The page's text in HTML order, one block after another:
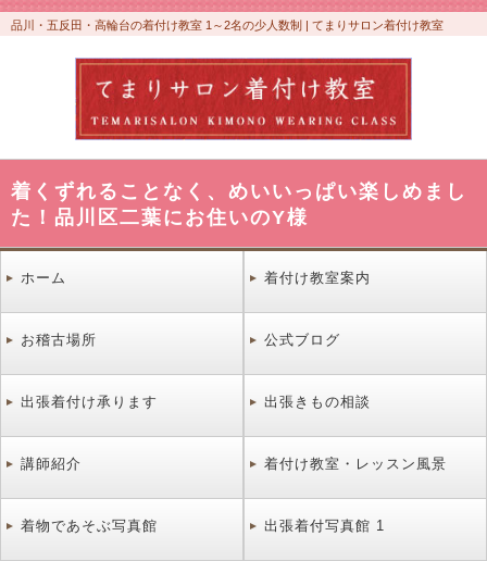
品川・五反田・高輪台の着付け教室 1～2名の少人数制 | てまりサロン着付け教室
着くずれることなく、めいいっぱい楽しめまし
た！品川区二葉にお住いのY様
ホーム 着付け教室案内
お稽古場所 公式ブログ
出張着付け承ります 出張きもの相談
講師紹介 着付け教室・レッスン風景
着物であそぶ写真館 出張着付写真館 1